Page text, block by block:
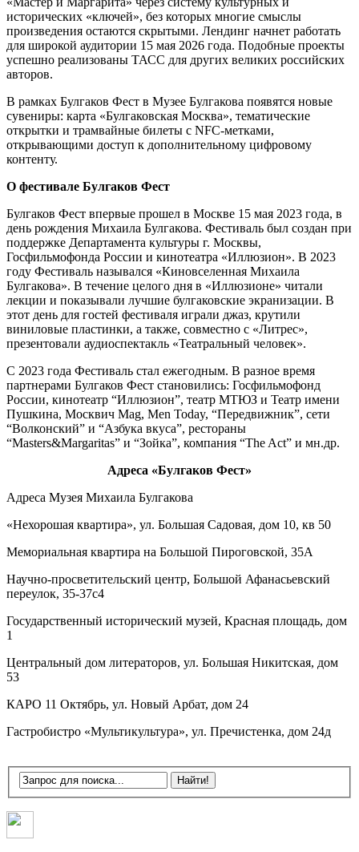
исторических «ключей», без которых многие смыслы
произведения остаются скрытыми. Лендинг начнет работать
для широкой аудитории 15 мая 2026 года. Подобные проекты
успешно реализованы ТАСС для других великих российских
авторов.
В рамках Булгаков Фест в Музее Булгакова появятся новые
сувениры: карта «Булгаковская Москва», тематические
открытки и трамвайные билеты с NFC-метками,
открывающими доступ к дополнительному цифровому
контенту.
О фестивале Булгаков Фест
Булгаков Фест впервые прошел в Москве 15 мая 2023 года, в
день рождения Михаила Булгакова. Фестиваль был создан при
поддержке Департамента культуры г. Москвы,
Госфильмофонда России и кинотеатра «Иллюзион». В 2023
году Фестиваль назывался «Киновселенная Михаила
Булгакова». В течение целого дня в «Иллюзионе» читали
лекции и показывали лучшие булгаковские экранизации. В
этот день для гостей фестиваля играли джаз, крутили
виниловые пластинки, а также, совместно с «Литрес»,
презентовали аудиоспектакль «Театральный человек».
С 2023 года Фестиваль стал ежегодным. В разное время
партнерами Булгаков Фест становились: Госфильмофонд
России, кинотеатр “Иллюзион”, театр МТЮЗ и Театр имени
Пушкина, Москвич Mag, Men Today, “Передвижник”, сети
“Волконский” и “Азбука вкуса”, рестораны
“Masters&Margaritas” и “Зойка”, компания “The Act” и мн.др.
Адреса «Булгаков Фест»
Адреса Музея Михаила Булгакова
«Нехорошая квартира», ул. Большая Садовая, дом 10, кв 50
Мемориальная квартира на Большой Пироговской, 35А
Научно-просветительский центр, Большой Афанасьевский
переулок, 35-37с4
Государственный исторический музей, Красная площадь, дом
1
Центральный дом литераторов, ул. Большая Никитская, дом
53
КАРО 11 Октябрь, ул. Новый Арбат, дом 24
Гастробистро «Мультикультура», ул. Пречистенка, дом 24д